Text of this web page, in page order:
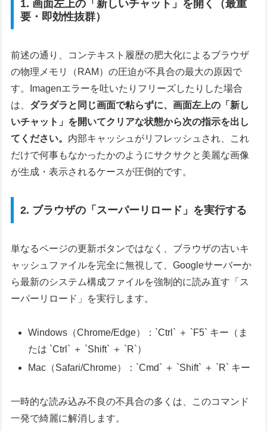
1. 画面左上の「新しいチャット」を開く（最重
要・即効性抜群）
前述の通り、コンテキスト履歴の肥大化によるブラウザ
の物理メモリ（RAM）の圧迫が不具合の最大の原因で
す。Imagenエラーを吐いたりフリーズしたりした場合
は、 ダラダラと同じ画面で粘らずに、画面左上の「新し
いチャット」を開いてクリアな状態から次の指示を出し
てください。 内部キャッシュがリフレッシュされ、これ
だけで何事もなかったかのようにサクサクと美麗な画像
が生成・表示されるケースが圧倒的です。
2. ブラウザの「スーパーリロード」を実行する
単なるページの更新ボタンではなく、ブラウザの古いキ
ャッシュファイルを完全に無視して、Googleサーバーか
ら最新のシステム構成ファイルを強制的に読み直す「ス
ーパーリロード」を実行します。
Windows（Chrome/Edge）：`Ctrl` ＋ `F5` キー（ま
たは `Ctrl` ＋ `Shift` ＋ `R`）
Mac（Safari/Chrome）：`Cmd` ＋ `Shift` ＋ `R` キー
一時的な読み込み不良の不具合の多くは、このコマンド
一発で綺麗に解消します。